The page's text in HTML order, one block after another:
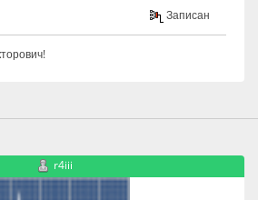
Записан
r4iii